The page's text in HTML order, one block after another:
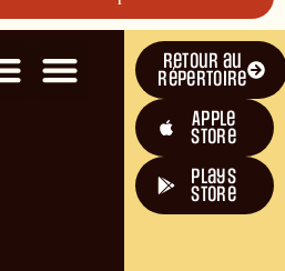
Retour au
répertoire
Apple
Store
plays
store